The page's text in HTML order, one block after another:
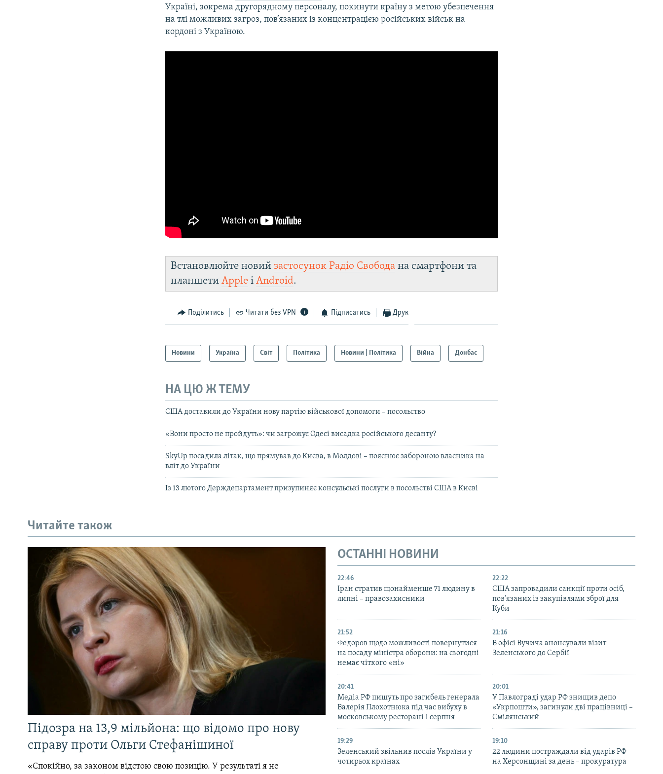
Україні, зокрема другорядному персоналу, покинути країну з метою убезпечення
на тлі можливих загроз, пов’язаних із концентрацією російських військ на
кордоні з Україною.
Встановлюйте новийзастосунок Радіо Свобода на смартфони та
планшетиApple іAndroid.
Поділитись Читати без VPN Підписатись Друк
Новини Україна Світ Політика Новини | Політика Війна Донбас
НА ЦЮ Ж ТЕМУ
США доставили до України нову партію військової допомоги – посольство
«Вони просто не пройдуть»: чи загрожує Одесі висадка російського десанту?
SkyUp посадила літак, що прямував до Києва, в Молдові – пояснює забороною власника на
вліт до України
Із 13 лютого Держдепартамент призупиняє консульські послуги в посольстві США в Києві
Читайте також
Підозра на 13,9 мільйона: що відомо про нову
справу проти Ольги Стефанішиної
«Спокійно, за законом відстою свою позицію. У результаті я не
ОСТАННІ НОВИНИ
22:46
Іран стратив щонайменше 71 людину в
липні – правозахисники
22:22
США запровадили санкції проти осіб,
пов’язаних із закупівлями зброї для
Куби
21:52
Федоров щодо можливості повернутися
на посаду міністра оборони: на сьогодні
немає чіткого «ні»
21:16
В офісі Вучича анонсували візит
Зеленського до Сербії
20:41
Медіа РФ пишуть про загибель генерала
Валерія Плохотнюка під час вибуху в
московському ресторані 1 серпня
20:01
У Павлограді удар РФ знищив депо
«Укрпошти», загинули дві працівниці –
Смілянський
19:29
Зеленський звільнив послів України у
чотирьох країнах
19:10
22 людини постраждали від ударів РФ
на Херсонщині за день – прокуратура